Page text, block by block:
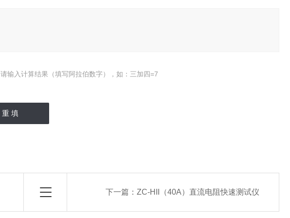
请输入计算结果（填写阿拉伯数字），如：三加四=7
下一篇： ZC-HII（40A）直流电阻快速测试仪